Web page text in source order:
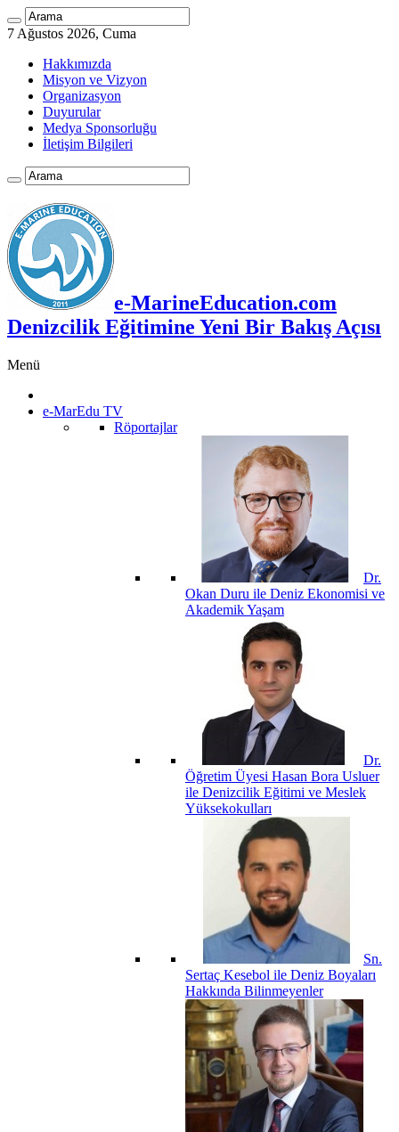
7 Ağustos 2026, Cuma
Hakkımızda
Misyon ve Vizyon
Organizasyon
Duyurular
Medya Sponsorluğu
İletişim Bilgileri
e-MarineEducation.com
Denizcilik Eğitimine Yeni Bir Bakış Açısı
Menü
e-MarEdu TV
Röportajlar
Dr.
Okan Duru ile Deniz Ekonomisi ve
Akademik Yaşam
Dr.
Öğretim Üyesi Hasan Bora Usluer
ile Denizcilik Eğitimi ve Meslek
Yüksekokulları
Sn.
Sertaç Kesebol ile Deniz Boyaları
Hakkında Bilinmeyenler